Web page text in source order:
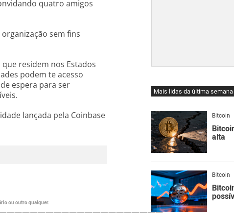
quatro amigos
sem fins
residem nos Estados
podem te acesso
espera para ser
lançada pela Coinbase
ou outro qualquer.
Mais lidas da última semana
Bitcoin
alta
Bitcoin